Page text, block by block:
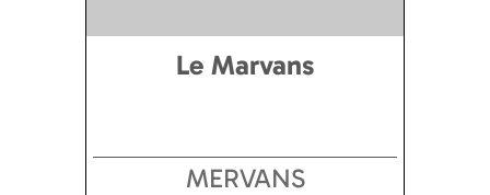
Le Marvans
MERVANS